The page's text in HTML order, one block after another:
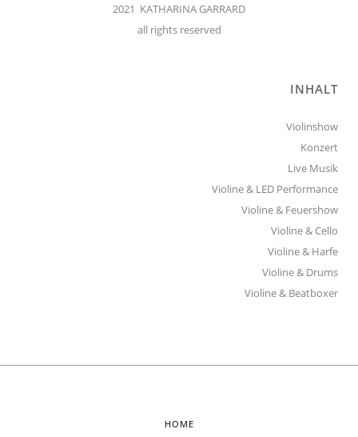
2021 KATHARINA GARRARD
all rights reserved
INHALT
Violinshow
Konzert
Live Musik
Violine & LED Performance
Violine & Feuershow
Violine & Cello
Violine & Harfe
Violine & Drums
Violine & Beatboxer
HOME